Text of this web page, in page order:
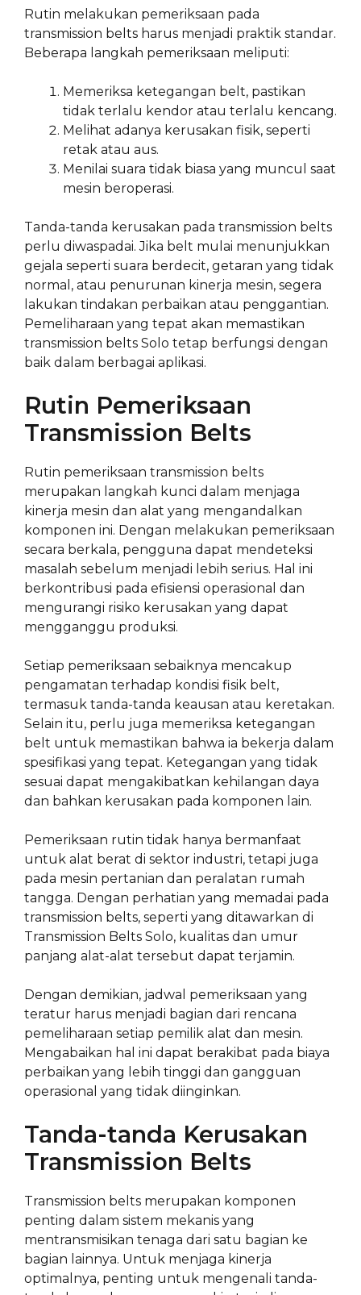
Rutin melakukan pemeriksaan pada
transmission belts harus menjadi praktik standar.
Beberapa langkah pemeriksaan meliputi:
Memeriksa ketegangan belt, pastikan
tidak terlalu kendor atau terlalu kencang.
Melihat adanya kerusakan fisik, seperti
retak atau aus.
Menilai suara tidak biasa yang muncul saat
mesin beroperasi.
Tanda-tanda kerusakan pada transmission belts
perlu diwaspadai. Jika belt mulai menunjukkan
gejala seperti suara berdecit, getaran yang tidak
normal, atau penurunan kinerja mesin, segera
lakukan tindakan perbaikan atau penggantian.
Pemeliharaan yang tepat akan memastikan
transmission belts Solo tetap berfungsi dengan
baik dalam berbagai aplikasi.
Rutin Pemeriksaan
Transmission Belts
Rutin pemeriksaan transmission belts
merupakan langkah kunci dalam menjaga
kinerja mesin dan alat yang mengandalkan
komponen ini. Dengan melakukan pemeriksaan
secara berkala, pengguna dapat mendeteksi
masalah sebelum menjadi lebih serius. Hal ini
berkontribusi pada efisiensi operasional dan
mengurangi risiko kerusakan yang dapat
mengganggu produksi.
Setiap pemeriksaan sebaiknya mencakup
pengamatan terhadap kondisi fisik belt,
termasuk tanda-tanda keausan atau keretakan.
Selain itu, perlu juga memeriksa ketegangan
belt untuk memastikan bahwa ia bekerja dalam
spesifikasi yang tepat. Ketegangan yang tidak
sesuai dapat mengakibatkan kehilangan daya
dan bahkan kerusakan pada komponen lain.
Pemeriksaan rutin tidak hanya bermanfaat
untuk alat berat di sektor industri, tetapi juga
pada mesin pertanian dan peralatan rumah
tangga. Dengan perhatian yang memadai pada
transmission belts, seperti yang ditawarkan di
Transmission Belts Solo, kualitas dan umur
panjang alat-alat tersebut dapat terjamin.
Dengan demikian, jadwal pemeriksaan yang
teratur harus menjadi bagian dari rencana
pemeliharaan setiap pemilik alat dan mesin.
Mengabaikan hal ini dapat berakibat pada biaya
perbaikan yang lebih tinggi dan gangguan
operasional yang tidak diinginkan.
Tanda-tanda Kerusakan
Transmission Belts
Transmission belts merupakan komponen
penting dalam sistem mekanis yang
mentransmisikan tenaga dari satu bagian ke
bagian lainnya. Untuk menjaga kinerja
optimalnya, penting untuk mengenali tanda-